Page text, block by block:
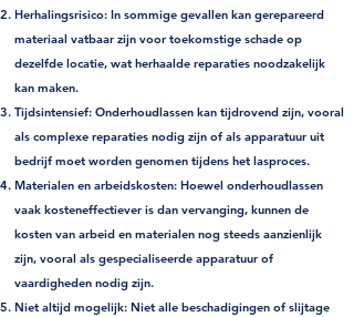
Herhalingsrisico: In sommige gevallen kan gerepareerd
materiaal vatbaar zijn voor toekomstige schade op
dezelfde locatie, wat herhaalde reparaties noodzakelijk
kan maken.
Tijdsintensief: Onderhoudlassen kan tijdrovend zijn, vooral
als complexe reparaties nodig zijn of als apparatuur uit
bedrijf moet worden genomen tijdens het lasproces.
Materialen en arbeidskosten: Hoewel onderhoudlassen
vaak kosteneffectiever is dan vervanging, kunnen de
kosten van arbeid en materialen nog steeds aanzienlijk
zijn, vooral als gespecialiseerde apparatuur of
vaardigheden nodig zijn.
Niet altijd mogelijk: Niet alle beschadigingen of slijtage